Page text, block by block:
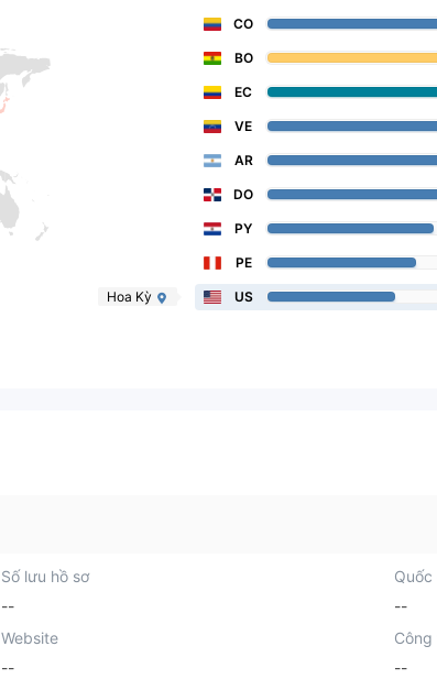
CO
BO
EC
VE
AR
DO
PY
PE
Hoa Kỳ US
Số lưu hồ sơ
--
--
Website
--
Công
--